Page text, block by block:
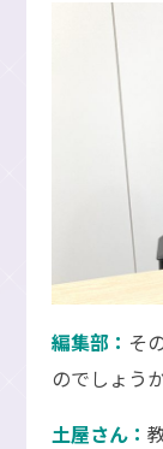
編集部： そ
のでしょう
土屋さん：